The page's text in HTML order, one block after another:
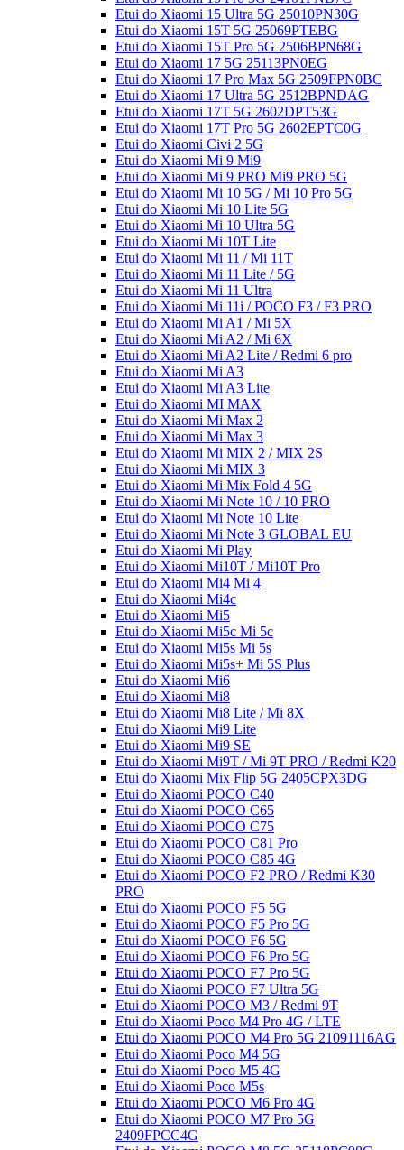
Etui do Xiaomi 15 Ultra 5G 25010PN30G
Etui do Xiaomi 15T 5G 25069PTEBG
Etui do Xiaomi 15T Pro 5G 2506BPN68G
Etui do Xiaomi 17 5G 25113PN0EG
Etui do Xiaomi 17 Pro Max 5G 2509FPN0BC
Etui do Xiaomi 17 Ultra 5G 2512BPNDAG
Etui do Xiaomi 17T 5G 2602DPT53G
Etui do Xiaomi 17T Pro 5G 2602EPTC0G
Etui do Xiaomi Civi 2 5G
Etui do Xiaomi Mi 9 Mi9
Etui do Xiaomi Mi 9 PRO Mi9 PRO 5G
Etui do Xiaomi Mi 10 5G / Mi 10 Pro 5G
Etui do Xiaomi Mi 10 Lite 5G
Etui do Xiaomi Mi 10 Ultra 5G
Etui do Xiaomi Mi 10T Lite
Etui do Xiaomi Mi 11 / Mi 11T
Etui do Xiaomi Mi 11 Lite / 5G
Etui do Xiaomi Mi 11 Ultra
Etui do Xiaomi Mi 11i / POCO F3 / F3 PRO
Etui do Xiaomi Mi A1 / Mi 5X
Etui do Xiaomi Mi A2 / Mi 6X
Etui do Xiaomi Mi A2 Lite / Redmi 6 pro
Etui do Xiaomi Mi A3
Etui do Xiaomi Mi A3 Lite
Etui do Xiaomi MI MAX
Etui do Xiaomi Mi Max 2
Etui do Xiaomi Mi Max 3
Etui do Xiaomi Mi MIX 2 / MIX 2S
Etui do Xiaomi Mi MIX 3
Etui do Xiaomi Mi Mix Fold 4 5G
Etui do Xiaomi Mi Note 10 / 10 PRO
Etui do Xiaomi Mi Note 10 Lite
Etui do Xiaomi Mi Note 3 GLOBAL EU
Etui do Xiaomi Mi Play
Etui do Xiaomi Mi10T / Mi10T Pro
Etui do Xiaomi Mi4 Mi 4
Etui do Xiaomi Mi4c
Etui do Xiaomi Mi5
Etui do Xiaomi Mi5c Mi 5c
Etui do Xiaomi Mi5s Mi 5s
Etui do Xiaomi Mi5s+ Mi 5S Plus
Etui do Xiaomi Mi6
Etui do Xiaomi Mi8
Etui do Xiaomi Mi8 Lite / Mi 8X
Etui do Xiaomi Mi9 Lite
Etui do Xiaomi Mi9 SE
Etui do Xiaomi Mi9T / Mi 9T PRO / Redmi K20
Etui do Xiaomi Mix Flip 5G 2405CPX3DG
Etui do Xiaomi POCO C40
Etui do Xiaomi POCO C65
Etui do Xiaomi POCO C75
Etui do Xiaomi POCO C81 Pro
Etui do Xiaomi POCO C85 4G
Etui do Xiaomi POCO F2 PRO / Redmi K30
PRO
Etui do Xiaomi POCO F5 5G
Etui do Xiaomi POCO F5 Pro 5G
Etui do Xiaomi POCO F6 5G
Etui do Xiaomi POCO F6 Pro 5G
Etui do Xiaomi POCO F7 Pro 5G
Etui do Xiaomi POCO F7 Ultra 5G
Etui do Xiaomi POCO M3 / Redmi 9T
Etui do Xiaomi Poco M4 Pro 4G / LTE
Etui do Xiaomi POCO M4 Pro 5G 21091116AG
Etui do Xiaomi Poco M4 5G
Etui do Xiaomi Poco M5 4G
Etui do Xiaomi Poco M5s
Etui do Xiaomi POCO M6 Pro 4G
Etui do Xiaomi POCO M7 Pro 5G
2409FPCC4G